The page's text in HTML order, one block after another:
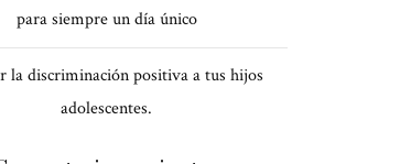
para siempre un día único
la discriminación positiva a tus hijos
adolescentes.